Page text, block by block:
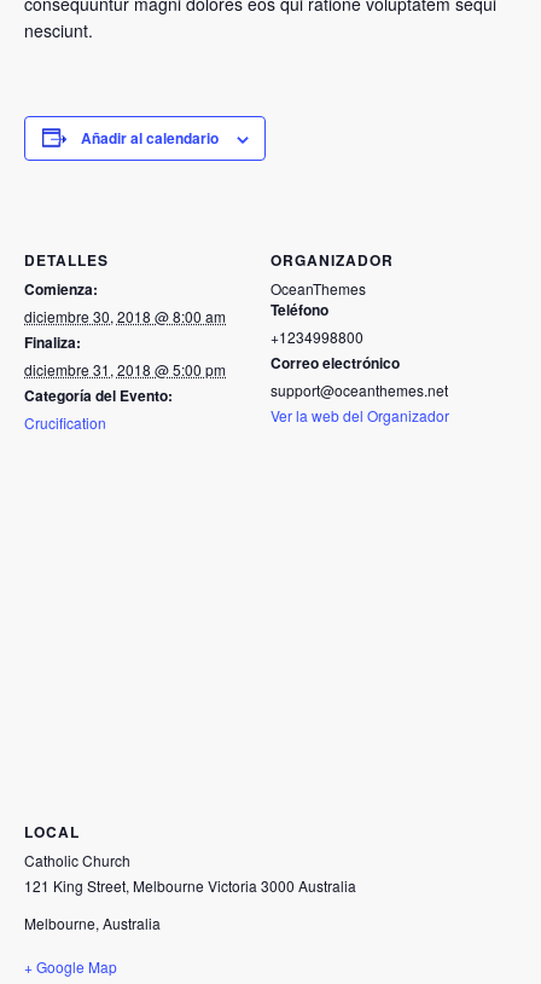
nesciunt.
Añadir al calendario
DETALLES
Comienza:
diciembre 30, 2018 @ 8:00 am
Finaliza:
diciembre 31, 2018 @ 5:00 pm
Categoría del Evento:
Crucification
ORGANIZADOR
OceanThemes
Teléfono
+1234998800
Correo electrónico
support@oceanthemes.net
Ver la web del Organizador
LOCAL
Catholic Church
121 King Street, Melbourne Victoria 3000 Australia
Melbourne, Australia
+ Google Map